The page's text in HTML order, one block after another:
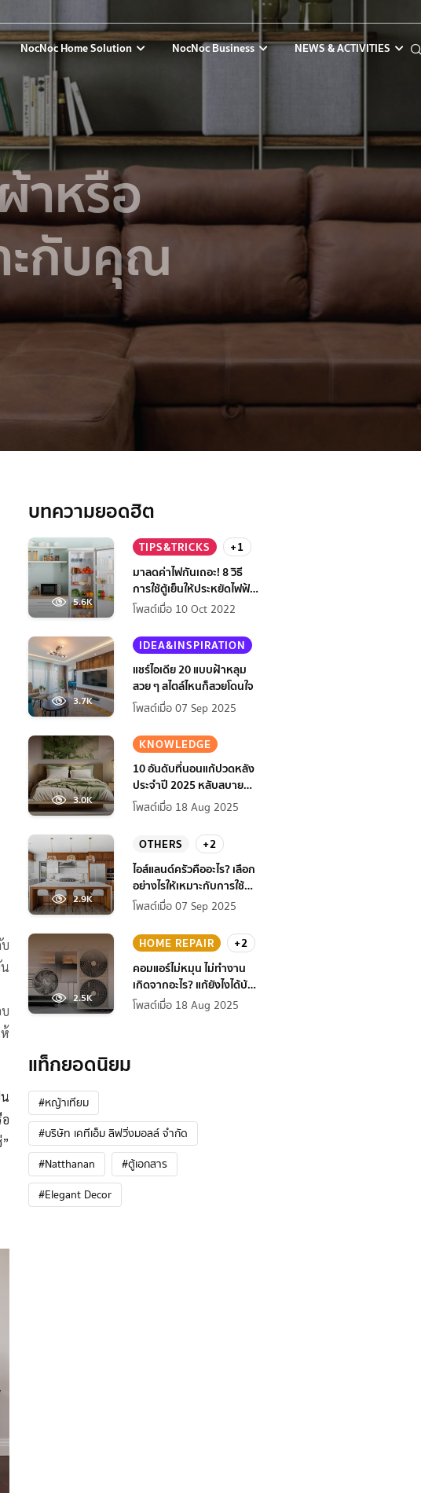
NocNoc Home Solution NocNoc Business NEWS & ACTIVITIES
าหรือ
ะกับคุณ
บทความยอดฮิต
5.6K
TIPS&TRICKS
+1
มาลดค่าไฟกันเถอะ! 8 วิธี
การใช้ตู้เย็นให้ประหยัดไฟฟ้า
กว่าเดิม
โพสต์เมื่อ 10 Oct 2022
3.7K
IDEA&INSPIRATION
แชร์ไอเดีย 20 แบบฝ้าหลุม
สวย ๆ สไตล์ไหนก็สวยโดนใจ
โพสต์เมื่อ 07 Sep 2025
3.0K
KNOWLEDGE
10 อันดับที่นอนแก้ปวดหลัง
ประจำปี 2025 หลับสบาย
สุขภาพดียิ่งกว่าเดิม
โพสต์เมื่อ 18 Aug 2025
2.9K
OTHERS
+2
ไอส์แลนด์ครัวคืออะไร? เลือก
อย่างไรให้เหมาะกับการใช้
งานที่บ้าน
โพสต์เมื่อ 07 Sep 2025
2.5K
HOME REPAIR
+2
คอมแอร์ไม่หมุน ไม่ทํางาน
เกิดจากอะไร? แก้ยังไงได้บ้าง
ก่อนแอร์พัง!
โพสต์เมื่อ 18 Aug 2025
แท็กยอดนิยม
#หญ้าเทียม
#บริษัท เคทีเอ็ม ลิฟวิ่งมอลล์ จำกัด
#Natthanan
#ตู้เอกสาร
#Elegant Decor